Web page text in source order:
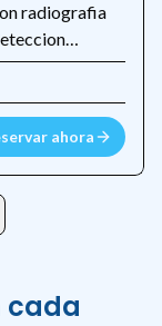
radiografia
personalizado.
ahora
cada